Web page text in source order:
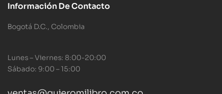
Información De Contacto
Bogotá D.C., Colombia
Lunes – Viernes: 8:00-20:00
Sábado: 9:00 – 15:00